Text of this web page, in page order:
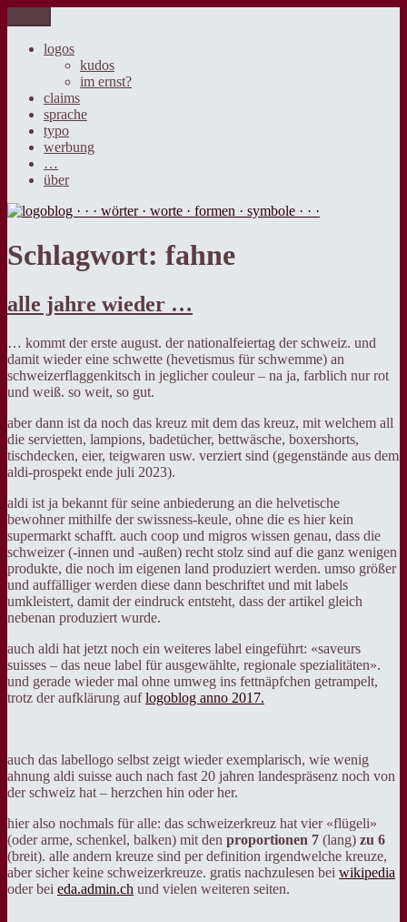
Inhalt
springen
logoblog · · · wörter · worte · formen · symbole · · ·
der blog über sprache, design und werbung.
logos
kudos
im ernst?
claims
sprache
typo
werbung
…
über
Schlagwort: fahne
alle jahre wieder …
… kommt der erste august. der nationalfeiertag der schweiz. und
damit wieder eine schwette (hevetismus für schwemme) an
schweizerflaggenkitsch in jeglicher couleur – na ja, farblich nur rot
und weiß. so weit, so gut.
aber dann ist da noch das kreuz mit dem das kreuz, mit welchem all
die servietten, lampions, badetücher, bettwäsche, boxershorts,
tischdecken, eier, teigwaren usw. verziert sind (gegenstände aus dem
aldi-prospekt ende juli 2023).
aldi ist ja bekannt für seine anbiederung an die helvetische
bewohner mithilfe der swissness-keule, ohne die es hier kein
supermarkt schafft. auch coop und migros wissen genau, dass die
schweizer (-innen und -außen) recht stolz sind auf die ganz wenigen
produkte, die noch im eigenen land produziert werden. umso größer
und auffälliger werden diese dann beschriftet und mit labels
umkleistert, damit der eindruck entsteht, dass der artikel gleich
nebenan produziert wurde.
auch aldi hat jetzt noch ein weiteres label eingeführt: «saveurs
suisses – das neue label für ausgewählte, regionale spezialitäten».
und gerade wieder mal ohne umweg ins fettnäpfchen getrampelt,
trotz der aufklärung auflogoblog anno 2017.
auch das labellogo selbst zeigt wieder exemplarisch, wie wenig
ahnung aldi suisse auch nach fast 20 jahren landespräsenz noch von
der schweiz hat – herzchen hin oder her.
hier also nochmals für alle: das schweizerkreuz hat vier «flügeli»
(oder arme, schenkel, balken) mit den proportionen 7 (lang) zu 6
(breit). alle andern kreuze sind per definition irgendwelche kreuze,
aber sicher keine schweizerkreuze. gratis nachzulesen bei wikipedia
oder bei eda.admin.ch und vielen weiteren seiten.